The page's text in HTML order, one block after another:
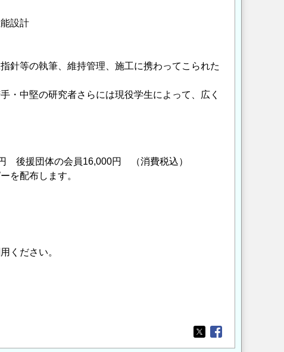
設計
針等の執筆、維持管理、施工に携わってこられた
・中堅の研究者さらには現役学生によって、広く
援団体の会員16,000円 （消費税込）
を配布します。
ください。
Opens in a new
Opens in a new